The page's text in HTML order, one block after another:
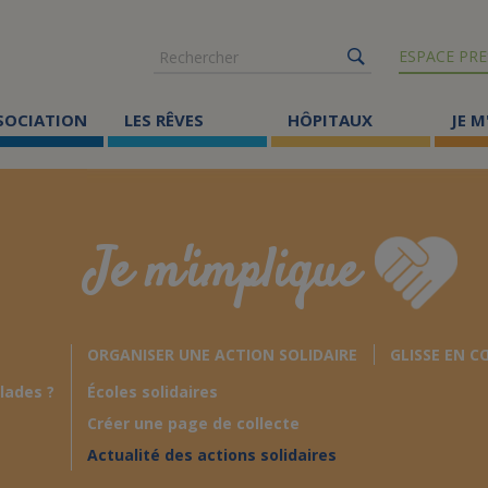
Rechercher
ESPACE
LES RÊVES HÔPITAUX JE
Je m'implique
?
ORGANISER UNE ACTION SOLIDAIRE
Écoles solidaires
Créer une page de collecte
Actualité des actions solidaires
GLISSE EN